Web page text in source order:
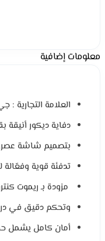
معلومات إضافية
العلامة
دفاية ديكور أنيقة بقدرة
بتصميم شاشة
تدفئة قوية وفعّالة
مزودة بـ ريموت
وتحكم دقيق في
أمان كامل يشمل